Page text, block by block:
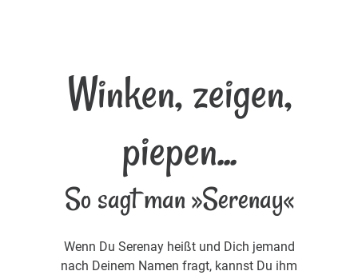
Winken, zeigen,
piepen...
So sagt man »Serenay«
Wenn Du Serenay heißt und Dich jemand
nach Deinem Namen fragt, kannst Du ihm